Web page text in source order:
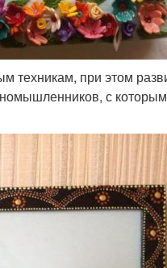
техникам, при этом
с